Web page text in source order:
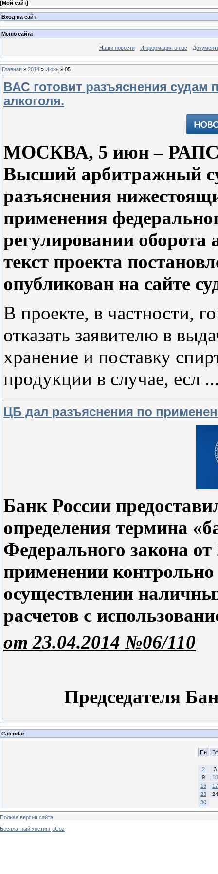
[Мой сайт]
Вход на сайт
Меню сайта
Наши новости Информация о нас
Главная » 2014 » Июнь » 05
ВАС готовит разъяснения судам
алкоголя.
МОСКВА, 5 июн –
Высший арбитражный
разъяснения
применения
регулировании оборота
текст проекта
опубликован на сайте
В проекте, в частности,
отказать заявителю в
хранение и поставку
продукции в случае, есл
ЦБ дал разъяснения по
Банк России
определения термина
Федерального закона
применении
осуществлении
расчетов с
от 23.04.2014 №06/110
Председателя
Calendar
Пн Вт
2
3
9
10
16
17
23
24
30
Полная версия сайта
Бесплатный хостинг uCoz